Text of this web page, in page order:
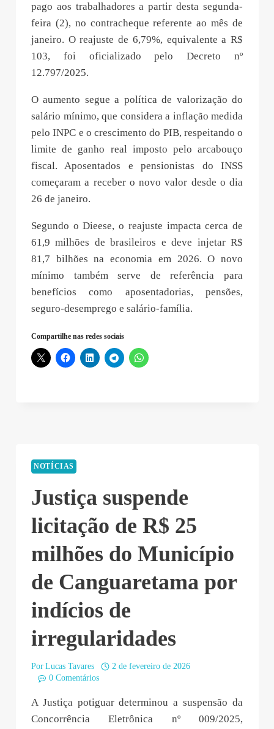
pago aos trabalhadores a partir desta segunda-
feira (2), no contracheque referente ao mês de
janeiro. O reajuste de 6,79%, equivalente a R$
103, foi oficializado pelo Decreto nº
12.797/2025.
O aumento segue a política de valorização do
salário mínimo, que considera a inflação medida
pelo INPC e o crescimento do PIB, respeitando o
limite de ganho real imposto pelo arcabouço
fiscal. Aposentados e pensionistas do INSS
começaram a receber o novo valor desde o dia
26 de janeiro.
Segundo o Dieese, o reajuste impacta cerca de
61,9 milhões de brasileiros e deve injetar R$
81,7 bilhões na economia em 2026. O novo
mínimo também serve de referência para
benefícios como aposentadorias, pensões,
seguro-desemprego e salário-família.
Compartilhe nas redes sociais
NOTÍCIAS
Justiça suspende
licitação de R$ 25
milhões do Município
de Canguaretama por
indícios de
irregularidades
Por Lucas Tavares
2 de fevereiro de 2026
0 Comentários
A Justiça potiguar determinou a suspensão da
Concorrência Eletrônica nº 009/2025,